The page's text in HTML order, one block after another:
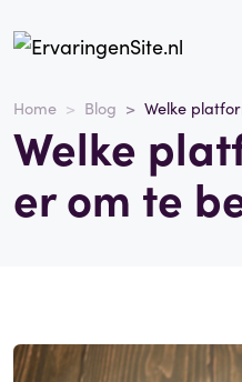
Home Blog Welke
Welke
er om te